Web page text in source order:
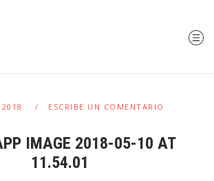
ESCRIBE UN COMENTARIO
IMAGE 2018-05-10 AT
11.54.01